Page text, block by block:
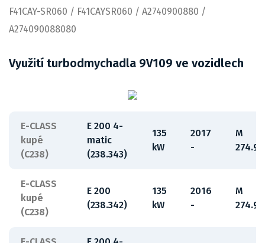
F41CAY-SR060 / F41CAYSR060 / A2740900880 /
A274090088080
Využití turbodmychadla 9V109 ve vozidlech
E-CLASS
kupé
(C238)
E 200 4-
matic
(238.343)
135
kW
2017
-
M
E-CLASS
kupé
(C238)
E 200
(238.342)
135
kW
2016
-
M